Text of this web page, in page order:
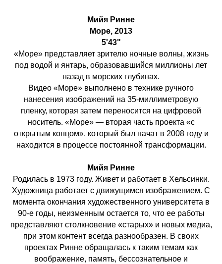
Мийя Ринне
Море, 2013
5'43"
«Море» представляет зрителю ночные волны, жизнь
под водой и янтарь, образовавшийся миллионы лет
назад в морских глубинах.
Видео «Море» выполнено в технике ручного
нанесения изображений на 35-миллиметровую
пленку, которая затем переносится на цифровой
носитель. «Море» — вторая часть проекта «с
открытым концом», который был начат в 2008 году и
находится в процессе постоянной трансформации.
Мийя Ринне
Родилась в 1973 году. Живет и работает в Хельсинки.
Художница работает с движущимся изображением. С
момента окончания художественного университета в
90-е годы, неизменным остается то, что ее работы
представляют столкновение «старых» и новых медиа,
при этом контент всегда разнообразен. В своих
проектах Ринне обращалась к таким темам как
воображение, память, бессознательное и